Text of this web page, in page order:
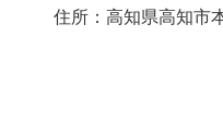
住所：高知県高知市